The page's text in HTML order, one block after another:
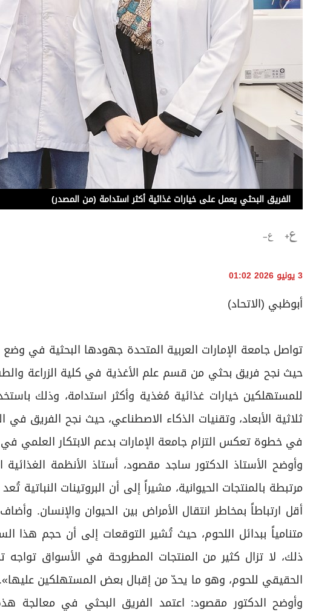
مواقيت الصلاة
الأحوال الجوية
الفريق البحثي يعمل على خيارات غذائية أكثر استدامة (من المصدر)
3 يونيو 2026 01:02
أبوظبي (الاتحاد)
تواصل جامعة الإمارات العربية المتحدة جهودها البحثية في
حيث نجح فريق بحثي من قسم علم الأغذية في كلية الزراعة
للمستهلكين خيارات غذائية مُغذية وأكثر استدامة، وذلك
ثلاثية الأبعاد، وتقنيات الذكاء الاصطناعي، حيث نجح الفريق في
في خطوة تعكس التزام جامعة الإمارات بدعم الابتكار العلمي في
وأوضح الأستاذ الدكتور ساجد مقصود، أستاذ الأنظمة
مرتبطة بالمنتجات الحيوانية، مشيراً إلى أن البروتينات
أقل ارتباطاً بمخاطر انتقال الأمراض بين الحيوان والإنسان.
ذلك، لا تزال كثير من المنتجات المطروحة في الأسواق
الحقيقي للحوم، وهو ما يحدّ من إقبال بعض المستهلكين عليها».
وأوضح الدكتور مقصود: اعتمد الفريق البحثي في معالجة